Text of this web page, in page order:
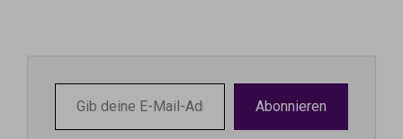
deine
E-
Abonnieren